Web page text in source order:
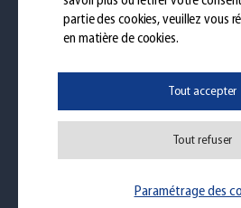
partie des cookies, veuillez vous
en matière de cookies.
Paramétrage des
Tout refuser
Tout accepter
Partager
Pages similaires